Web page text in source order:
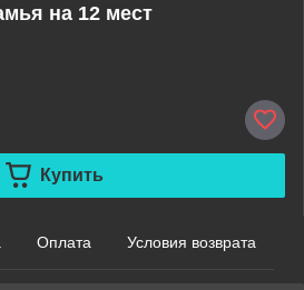
на 12 мест
Купить
Оплата Условия возврата